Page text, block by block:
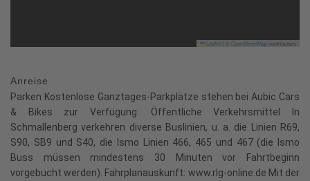
Leaflet OpenStreetMapcontributors
Anreise
Parken Kostenlose Ganztages-Parkplätze stehen bei Aubic Cars
& Bikes zur Verfügung. Öffentliche Verkehrsmittel In
Schmallenberg verkehren diverse Buslinien, u. a. die Linien R69,
S90, SB9 und S40, die Ismo Linien 466, 465 und 467 (die Ismo
Buss müssen mindestens 30 Minuten vor Fahrtbeginn
vorgebucht werden). Fahrplanauskunft: www.rlg-online.de Mit der